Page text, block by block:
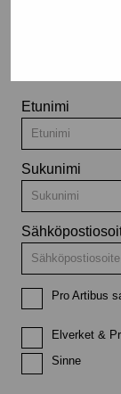
Pysy
Etunimi
Sukunimi
Pro Artibus
Elverket &
Sinne